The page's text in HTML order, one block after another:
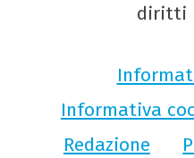
diritti
Informativa
Redazione